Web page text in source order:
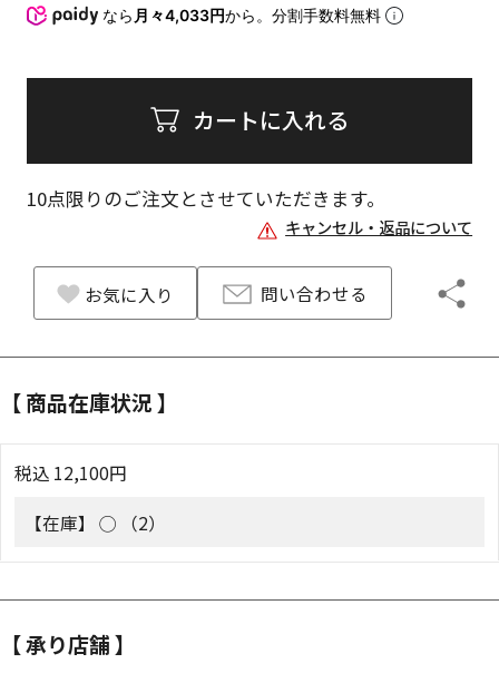
なら 月々4,033円から。分割手数料無料
カートに入れる
10点限りのご注文とさせていただきます。
キャンセル・返品について
お気に入り 問い合わせる
【 商品在庫状況 】
税込 12,100円
【在庫】 ◯ （2）
【 承り店舗 】